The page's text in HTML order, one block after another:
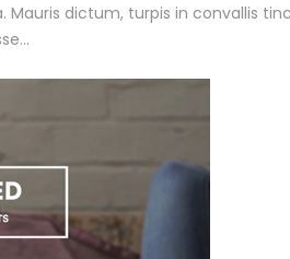
Mauris dictum, turpis in convallis